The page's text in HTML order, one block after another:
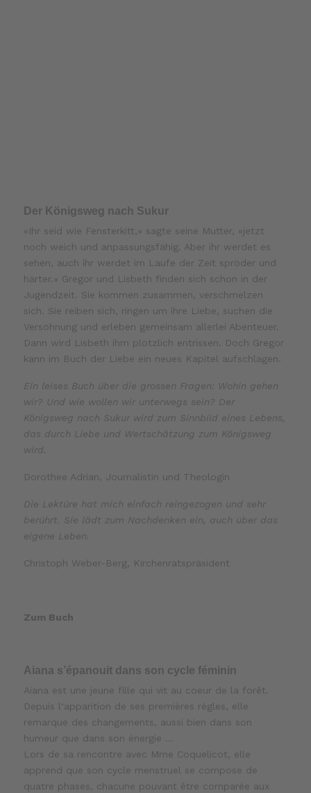
Der Königsweg nach Sukur
«Ihr seid wie Fensterkitt,» sagte seine Mutter, «jetzt
noch weich und anpassungsfähig. Aber ihr werdet es
sehen, auch ihr werdet im Laufe der Zeit spröder und
härter.» Gregor und Lisbeth finden sich schon in der
Jugendzeit. Sie kommen zusammen, verschmelzen
sich. Sie reiben sich, ringen um ihre Liebe, suchen die
Versöhnung und erleben gemeinsam allerlei Abenteuer.
Dann wird Lisbeth ihm plötzlich entrissen. Doch Gregor
kann im Buch der Liebe ein neues Kapitel aufschlagen.
Ein leises Buch über die grossen Fragen: Wohin gehen
wir? Und wie wollen wir unterwegs sein? Der
Königsweg nach Sukur wird zum Sinnbild eines Lebens,
das durch Liebe und Wertschätzung zum Königsweg
wird.
Dorothee Adrian, Journalistin und Theologin
Die Lektüre hat mich einfach reingezogen und sehr
berührt. Sie lädt zum Nachdenken ein, auch über das
eigene Leben.
Christoph Weber-Berg, Kirchenratspräsident
Zum Buch
Aiana s’épanouit dans son cycle féminin
Aiana est une jeune fille qui vit au coeur de la forêt.
Depuis l‘apparition de ses premières règles, elle
remarque des changements, aussi bien dans son
humeur que dans son énergie …
Lors de sa rencontre avec Mme Coquelicot, elle
apprend que son cycle menstruel se compose de
quatre phases, chacune pouvant être comparée aux